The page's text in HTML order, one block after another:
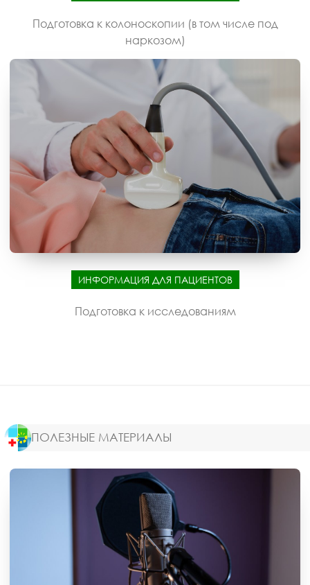
Подготовка к колоноскопии (в том числе под
наркозом)
ИНФОРМАЦИЯ ДЛЯ ПАЦИЕНТОВ
Подготовка к исследованиям
ПОЛЕЗНЫЕ МАТЕРИАЛЫ